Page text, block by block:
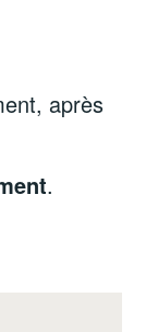
après
.